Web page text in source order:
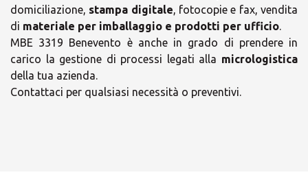
domiciliazione, stampa digitale, fotocopie e fax, vendita
di materiale per imballaggio e prodotti per ufficio.
MBE 3319 Benevento è anche in grado di prendere in
carico la gestione di processi legati alla micrologistica
della tua azienda.
Contattaci per qualsiasi necessità o preventivi.
×